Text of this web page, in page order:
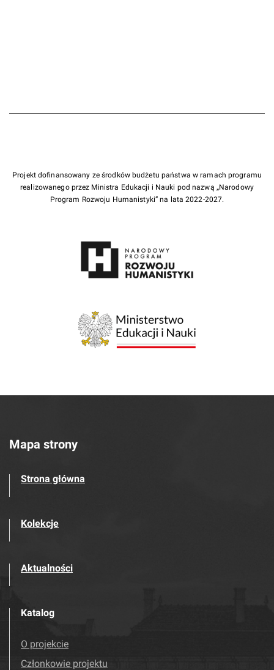
Projekt dofinansowany ze środków budżetu państwa w ramach programu
realizowanego przez Ministra Edukacji i Nauki pod nazwą „Narodowy
Program Rozwoju Humanistyki” na lata 2022-2027.
Mapa strony
Strona główna
Kolekcje
Aktualności
Katalog
O projekcie
Członkowie projektu